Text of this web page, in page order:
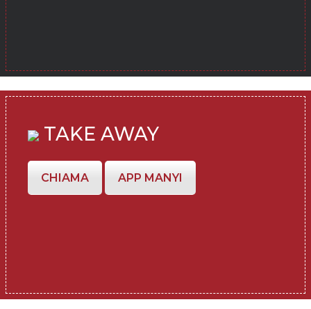
TAKE AWAY
CHIAMA APP MANYI